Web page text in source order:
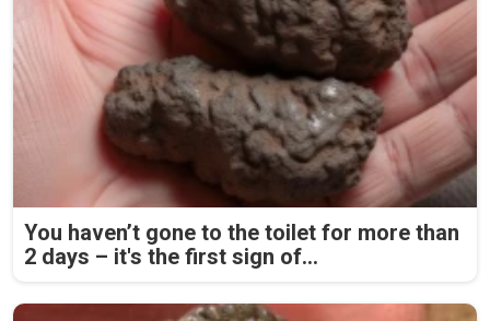
You haven’t gone to the toilet for more than
2 days – it's the first sign of...